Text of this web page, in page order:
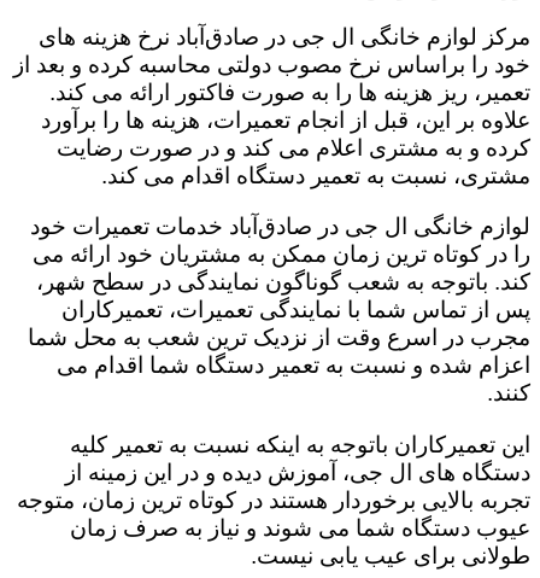
مرکز لوازم خانگی ال جی در صادق‌آباد نرخ هزینه های
خود را براساس نرخ مصوب دولتی محاسبه کرده و بعد از
تعمیر، ریز هزینه ها را به صورت فاکتور ارائه می کند.
علاوه بر این، قبل از انجام تعمیرات، هزینه ها را برآورد
کرده و به مشتری اعلام می کند و در صورت رضایت
مشتری، نسبت به تعمیر دستگاه اقدام می کند.
لوازم خانگی ال جی در صادق‌آباد خدمات تعمیرات خود
را در کوتاه ترین زمان ممکن به مشتریان خود ارائه می
کند. باتوجه به شعب گوناگون نمایندگی در سطح شهر،
پس از تماس شما با نمایندگی تعمیرات، تعمیرکاران
مجرب در اسرع وقت از نزدیک ترین شعب به محل شما
اعزام شده و نسبت به تعمیر دستگاه شما اقدام می
کنند.
این تعمیرکاران باتوجه به اینکه نسبت به تعمیر کلیه
دستگاه های ال جی، آموزش دیده و در این زمینه از
تجربه بالایی برخوردار هستند در کوتاه ترین زمان، متوجه
عیوب دستگاه شما می شوند و نیاز به صرف زمان
طولانی برای عیب یابی نیست.